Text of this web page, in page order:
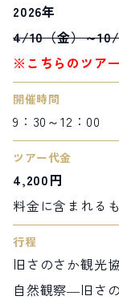
2026年
4/10（金）～
※こちらのツア
開催時間
9：30～12：00
ツアー代金
4,200円
料金に含まれる
行程
旧さのさか観光
自然観察―旧さ